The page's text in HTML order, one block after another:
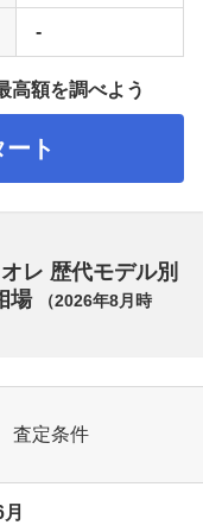
-
高額を調べよう
ト
レ 歴代モデル別
場
（2026年8月 時
査定条件